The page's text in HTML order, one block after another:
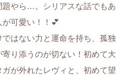
題やら…。シリアスな話でもあ
可愛い！！💕
はない力と運命を持ち、孤独
り添うのが切ない！初めて大
が外れたレヴィと、初めて望